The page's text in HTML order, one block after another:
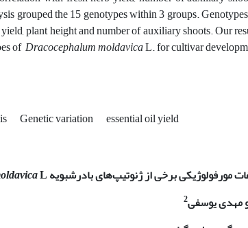
grouped the 15 genotypes within 3 groups.
plant height and number of auxiliary shoots. Our
ofDracocephalum moldavicaL. for cultivar
Genetic variation
essential oil yield
مورفولوژیکی برخی از ژنوتیپ‌های بادرشبویهL.
مهدی یوسفی2